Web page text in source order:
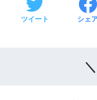
ツイート シェ